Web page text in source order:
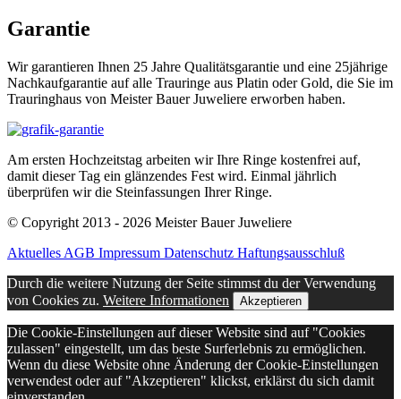
Garantie
Wir garantieren Ihnen 25 Jahre Qualitätsgarantie und eine 25jährige
Nachkaufgarantie auf alle Trauringe aus Platin oder Gold, die Sie im
Trauringhaus von Meister Bauer Juweliere erworben haben.
Am ersten Hochzeitstag arbeiten wir Ihre Ringe kostenfrei auf,
damit dieser Tag ein glänzendes Fest wird. Einmal jährlich
überprüfen wir die Steinfassungen Ihrer Ringe.
© Copyright 2013 - 2026 Meister Bauer Juweliere
Aktuelles AGB Impressum Datenschutz Haftungsausschluß
Durch die weitere Nutzung der Seite stimmst du der Verwendung
von Cookies zu. Weitere Informationen Akzeptieren
Die Cookie-Einstellungen auf dieser Website sind auf "Cookies
zulassen" eingestellt, um das beste Surferlebnis zu ermöglichen.
Wenn du diese Website ohne Änderung der Cookie-Einstellungen
verwendest oder auf "Akzeptieren" klickst, erklärst du sich damit